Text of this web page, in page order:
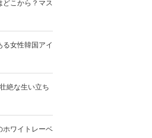
どこから？マス
る女性韓国アイ
絶な生い立ち
ホワイトレーベ